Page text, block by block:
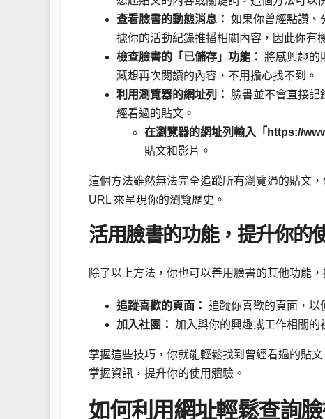
查看臉書的動態消息： 如果你曾經點讚、
據你的活動紀錄推播相關內容，因此你有
檢查臉書的「已儲存」功能： 將感興趣的
藏想再次閱讀的內容，不用擔心找不到。
利用瀏覽器的網址列：
臉書並不會直接記
經看過的貼文。
在瀏覽器的網址列輸入「https://
貼文和影片。
這個方法雖然無法完全追蹤所有瀏覽過的貼文
URL 來呈現你的瀏覽歷史。
活用臉書的功能，提升你的
除了以上方法，你也可以善用臉書的其他功能
追蹤喜歡的頁面： 追蹤你喜歡的頁面，以
加入社團： 加入與你的興趣或工作相關的
掌握這些技巧，你就能輕鬆找到曾經看過的貼
掌握資訊，提升你的使用體驗。
如何利用網址輕鬆查詢